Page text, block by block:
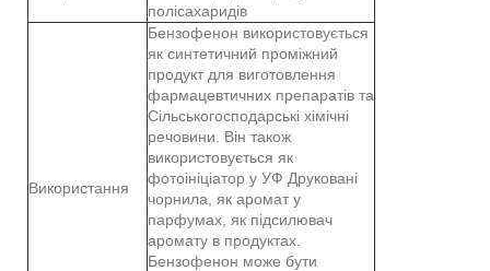
полісахаридів
Використання
Бензофенон використовується
як синтетичний проміжний
продукт для виготовлення
фармацевтичних препаратів та
Сільськогосподарські хімічні
речовини. Він також
використовується як
фотоініціатор у УФ Друковані
чорнила, як аромат у
парфумах, як підсилювач
аромату в продуктах.
Бензофенон може бути